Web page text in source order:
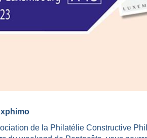
de la Philatélie Constructive